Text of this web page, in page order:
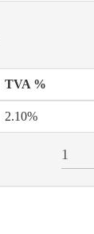
TVA %
2.10%